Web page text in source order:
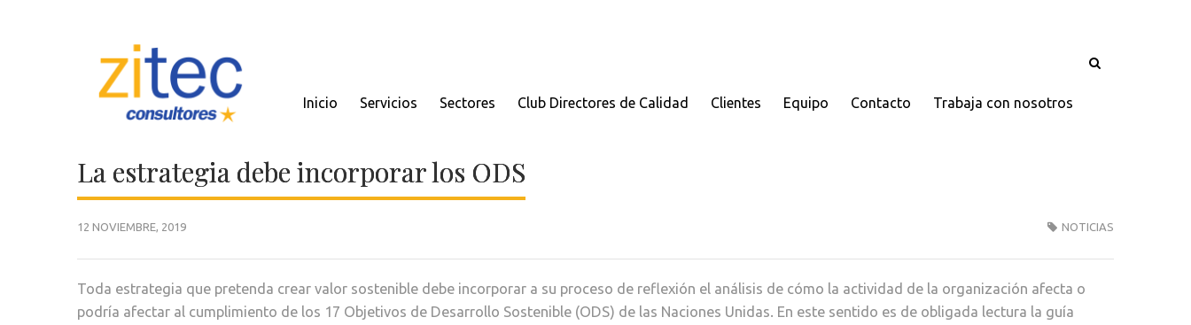
Inicio Servicios Sectores Club Directores de Calidad Clientes Equipo Contacto Trabaja con nosotros
La estrategia debe incorporar los ODS
12 NOVIEMBRE, 2019 NOTICIAS
Toda estrategia que pretenda crear valor sostenible debe incorporar a su proceso de reflexión el análisis de cómo la actividad de la organización afecta o
podría afectar al cumplimiento de los 17 Objetivos de Desarrollo Sostenible (ODS) de las Naciones Unidas. En este sentido es de obligada lectura la guía